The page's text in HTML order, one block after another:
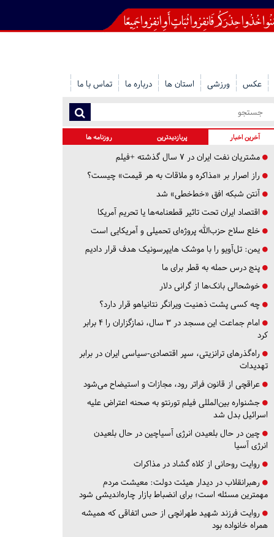
عکس ورزشی استان ها درباره ما تماس با ما
آخرین اخبار پربازدیدترین روزنامه ها
مشتریان نفت ایران در ۷ سال گذشته +فیلم
راز اصرار بر «مذاکره و ملاقات به هر قیمت» چیست؟
آنتن شبکه افق «خط‌خطی» شد
اقتصاد ایران تحت تاثیر قطعنامه‌ها یا تحریم‌ آمریکا
خلع سلاح حزب‌الله پروژه‌ای تحمیلی و آمریکایی است
یمن: تل‌آویو را با موشک هایپرسونیک هدف قرار دادیم
پنج درس‌ حمله به قطر برای ما
خوشحالی بانک‌ها از گرانی دلار
چه کسی پشت ذهنیت ویرانگر نتانیاهو قرار دارد؟
امام جماعت این مسجد در ۳ سال، نمازگزاران را ۴ برابر
کرد
راه‌گذرهای ترانزیتی، سپر اقتصادی-سیاسی ایران در برابر
تهدیدات
عراقچی از قانون فراتر رود، مجازات و استیضاح می‌شود
جشنواره بین‌المللی فیلم تورنتو به صحنه اعتراض علیه
اسرائیل بدل شد
چین در حال بلعیدن انرژی آسیاچین در حال بلعیدن
انرژی آسیا
روایت روحانی از کلاه گشاد در مذاکرات
رهبرانقلاب در دیدار هیئت دولت: معیشت مردم
مهمترین مسئله است؛ برای انضباط بازار چاره‌اندیشی شود
روایت فرزند شهید طهرانچی از حس اتفاقی که همیشه
همراه خانواده بود